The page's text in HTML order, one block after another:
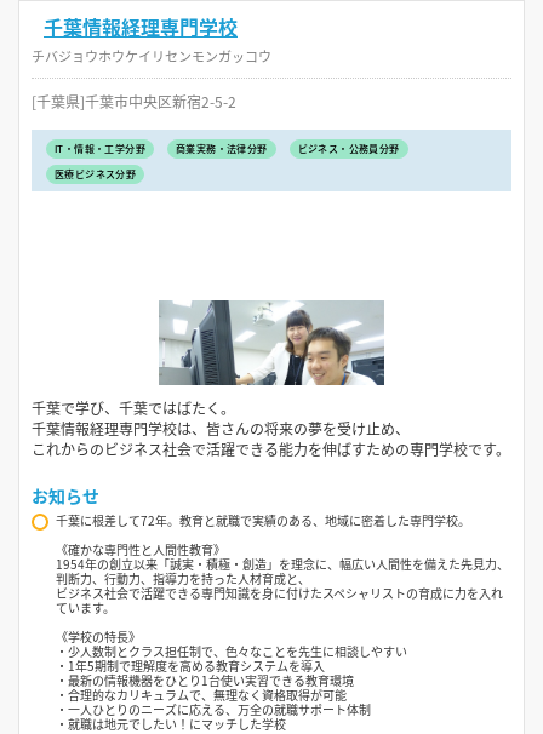
千葉情報経理専門学校
チバジョウホウケイリセンモンガッコウ
[千葉県]千葉市中央区新宿2-5-2
IT・情報・工学分野 商業実務・法律分野
ビジネス・公務員分野
医療ビジネス分野
千葉で学び、千葉ではばたく。
千葉情報経理専門学校は、皆さんの将来の夢を受け止め、
これからのビジネス社会で活躍できる能力を伸ばすための専門学校です。
お知らせ
千葉に根差して72年。教育と就職で実績のある、地域に密着した専門学校。
《確かな専門性と人間性教育》
1954年の創立以来「誠実・積極・創造」を理念に、幅広い人間性を備えた先見力、
判断力、行動力、指導力を持った人材育成と、
ビジネス社会で活躍できる専門知識を身に付けたスペシャリストの育成に力を入れ
ています。
《学校の特長》
・少人数制とクラス担任制で、色々なことを先生に相談しやすい
・1年5期制で理解度を高める教育システムを導入
・最新の情報機器をひとり1台使い実習できる教育環境
・合理的なカリキュラムで、無理なく資格取得が可能
・一人ひとりのニーズに応える、万全の就職サポート体制
・就職は地元でしたい！にマッチした学校